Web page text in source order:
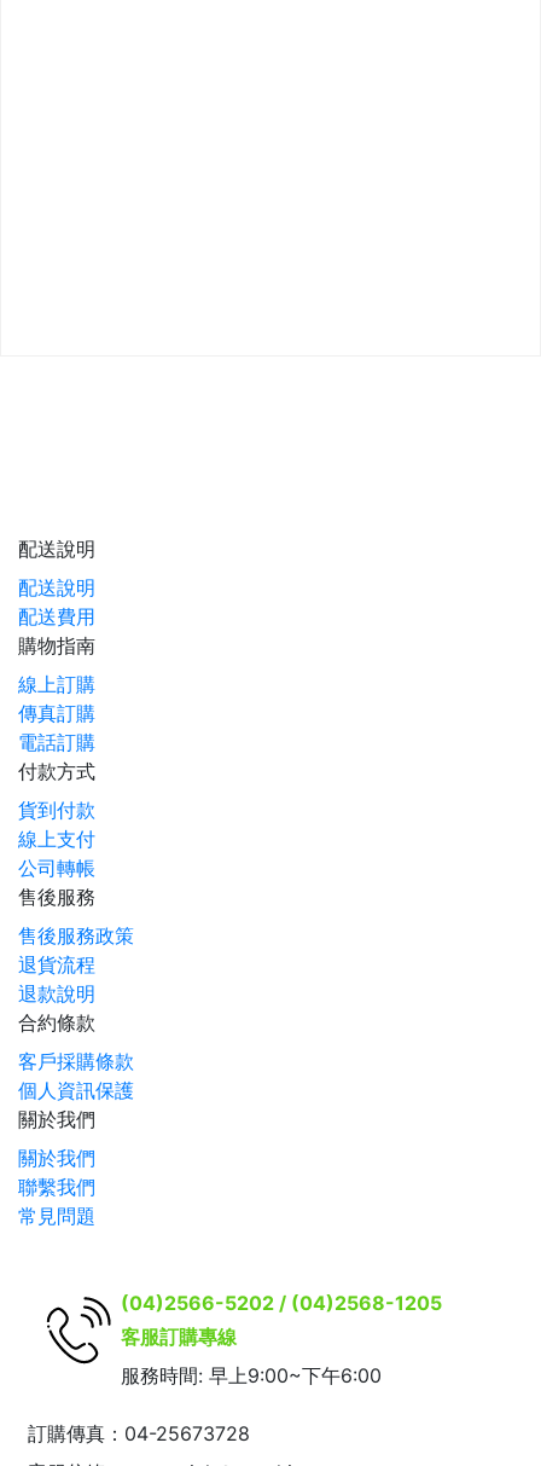
配送說明
配送說明
配送費用
購物指南
線上訂購
傳真訂購
電話訂購
付款方式
貨到付款
線上支付
公司轉帳
售後服務
售後服務政策
退貨流程
退款說明
合約條款
客戶採購條款
個人資訊保護
關於我們
關於我們
聯繫我們
常見問題
(04)2566-5202 / (04)2568-1205
客服訂購專線
服務時間: 早上9:00~下午6:00
訂購傳真：04-25673728